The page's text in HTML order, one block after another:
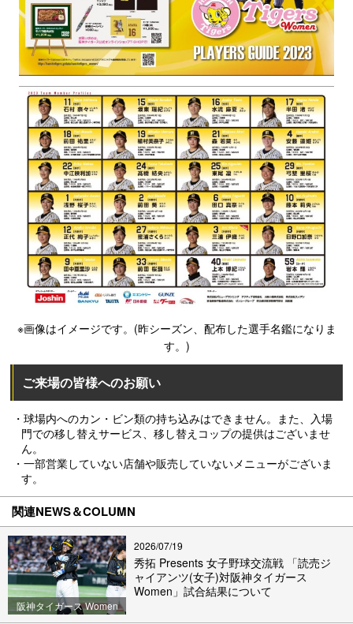
※画像はイメージです。(昨シーズン、配布した選手名鑑になりま
す。)
ご来場の皆様へのお願い
・球場内へのカン・ビン類の持ち込みはできません。また、入場
門での移し替えサービス、移し替えコップの提供はございませ
ん。
・一部営業していない店舗や販売していないメニューがございま
す。
関連NEWS＆COLUMN
阪神タイガース Women
2026/07/19
秀拓 Presents 女子野球交流戦 「読売ジ
ャイアンツ(女子)対阪神タイガース
Women」試合結果について